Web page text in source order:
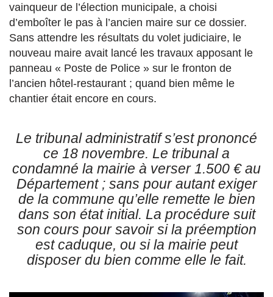
vainqueur de l’élection municipale, a choisi
d’emboîter le pas à l’ancien maire sur ce dossier.
Sans attendre les résultats du volet judiciaire, le
nouveau maire avait lancé les travaux apposant le
panneau « Poste de Police » sur le fronton de
l’ancien hôtel-restaurant ; quand bien même le
chantier était encore en cours.
Le tribunal administratif s’est prononcé
ce 18 novembre. Le tribunal a
condamné la mairie à verser 1.500 € au
Département ; sans pour autant exiger
de la commune qu’elle remette le bien
dans son état initial. La procédure suit
son cours pour savoir si la préemption
est caduque, ou si la mairie peut
disposer du bien comme elle le fait.